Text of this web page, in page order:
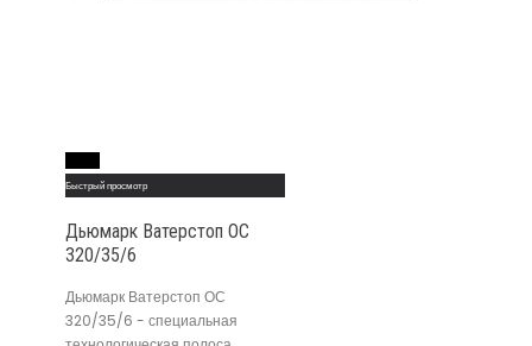
Быстрый просмотр
Дьюмарк Ватерстоп ОС
320/35/6
Дьюмарк Ватерстоп ОС
320/35/6 - специальная